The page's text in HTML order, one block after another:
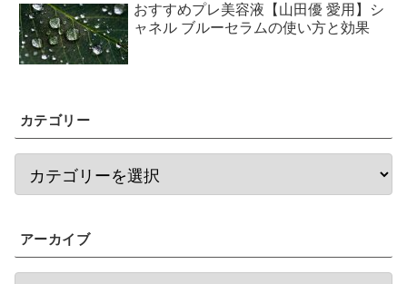
おすすめプレ美容液【山田優 愛用】シ
ャネル ブルーセラムの使い方と効果
カテゴリー
アーカイブ